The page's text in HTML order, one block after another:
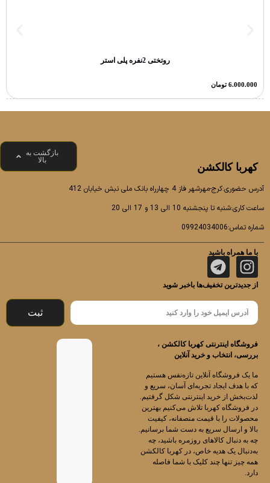
روتختی 2نفره پلی استر
6.000.000 تومان
بازگشت به
بالا
کهربا کالکشن
آدرس حضوری:کرج-مهرشهر فاز 4 چهارراه بانک ملی نبش خیابان 412
ساعت کاری:شنبه تا پنجشنبه 10 الی 13 و 17 الی 20
شماره تماس:09924034006
با ما همراه باشید
از جدیدترین تخفیف‌ها باخبر شوید
ثبت
فروشگاه اینترنتی کهربا کالکشن ،
بررسی، انتخاب و خرید آنلاین
ما یک فروشگاه آنلاین تازه‌نفس هستیم
که با هدف ایجاد تجربه‌ای آسان، سریع و
لذت‌بخش از خرید اینترنتی شکل گرفتیم.
در فروشگاه کهربا تلاش می‌کنیم بهترین
محصولات را با قیمت منصفانه، کیفیت
بالا و ارسال سریع به دست شما برسانیم.
چه به دنبال کالاهای روزمره باشید، چه
به‌دنبال یک هدیه خاص، در کهربا کالکشن
همه چیز تنها چند کلیک با شما فاصله
دارد.